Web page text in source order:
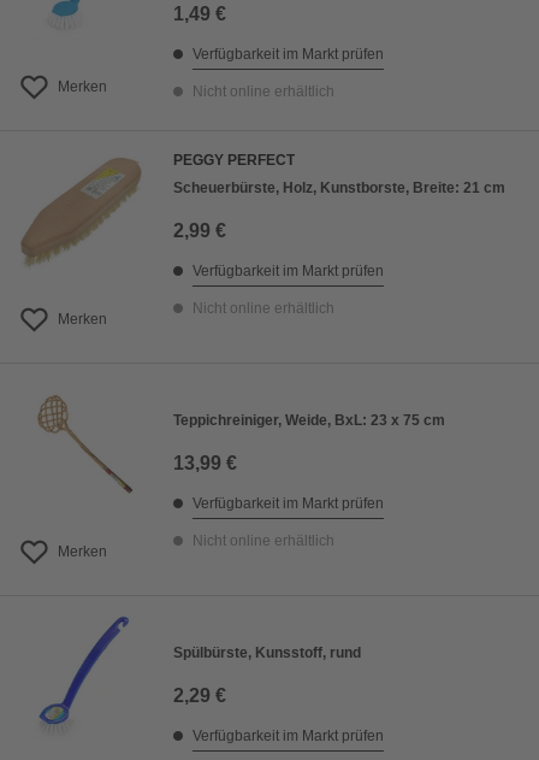
Merken
1,49 €
Verfügbarkeit im Markt prüfen
Nicht online erhältlich
Merken
PEGGY PERFECT
Scheuerbürste, Holz, Kunstborste, Breite: 21 cm
2,99 €
Verfügbarkeit im Markt prüfen
Nicht online erhältlich
Merken
Teppichreiniger, Weide, BxL: 23 x 75 cm
13,99 €
Verfügbarkeit im Markt prüfen
Nicht online erhältlich
Spülbürste, Kunsstoff, rund
2,29 €
Verfügbarkeit im Markt prüfen